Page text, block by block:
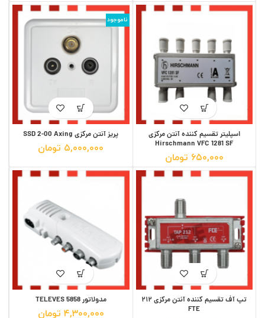
اسپلیتر تقسیم کننده آنتن مرکزی
Hirschmann VFC 1281 SF
۶۵۰,۰۰۰ تومان
ناموجود
پریز آنتن مرکزی SSD 2-00 Axing
۵,۰۰۰,۰۰۰ تومان
تپ آف تقسیم کننده آنتن مرکزی ۲۱۲
FTE
مدولاتور TELEVES 5858
۴,۳۰۰,۰۰۰ تومان